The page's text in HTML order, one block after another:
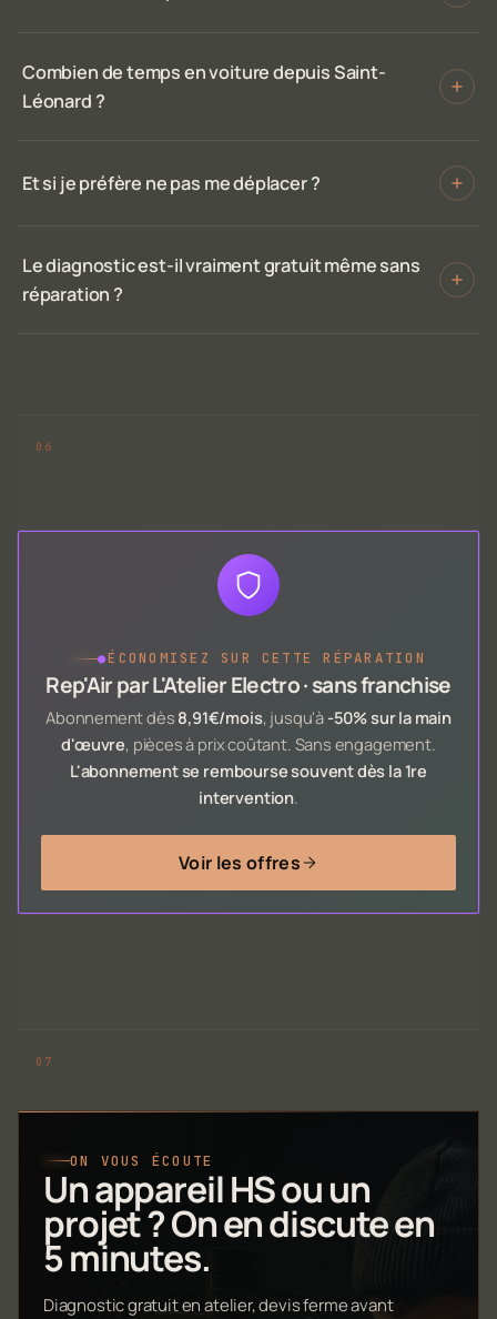
Combien de temps en voiture depuis Saint-
Léonard ?
Et si je préfère ne pas me déplacer ?
Le diagnostic est-il vraiment gratuit même sans
réparation ?
●ÉCONOMISEZ SUR CETTE RÉPARATION
Rep'Air par L'Atelier Electro · sans franchise
Abonnement dès 8,91€/mois, jusqu'à -50% sur la main
d'œuvre, pièces à prix coûtant. Sans engagement.
L'abonnement se rembourse souvent dès la 1re
intervention.
Voir les offres
ON VOUS ÉCOUTE
Un appareil HS ou un
projet ? On en discute en
5 minutes.
Diagnostic gratuit en atelier, devis ferme avant